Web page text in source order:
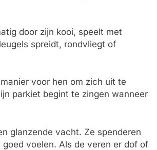
door zijn kooi, speelt met
spreidt, rondvliegt of
voor hen om zich uit te
parkiet begint te zingen wanneer
glanzende vacht. Ze spenderen
voelen. Als de veren er dof of